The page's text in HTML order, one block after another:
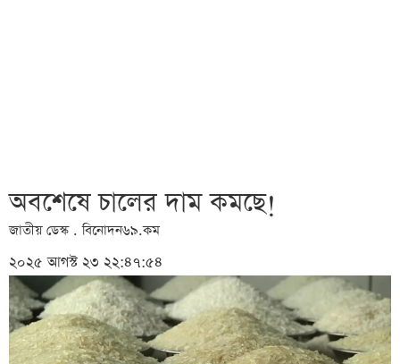
অবশেষে চালের দাম কমছে!
জাতীয় ডেস্ক . বিনোদন৬৯.কম
২০২৫ আগস্ট ২৩ ২২:৪৭:৫৪